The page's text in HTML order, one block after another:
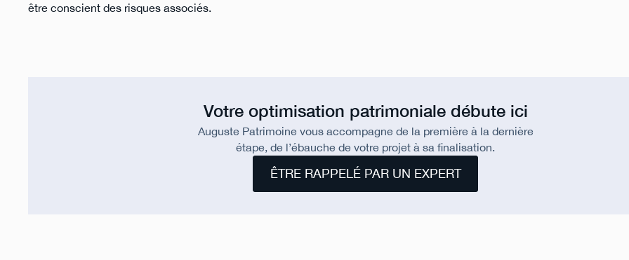
être conscient des risques associés.
Votre optimisation patrimoniale débute ici
Auguste Patrimoine vous accompagne de la première à la dernière
étape, de l’ébauche de votre projet à sa finalisation.
ÊTRE RAPPELÉ PAR UN EXPERT